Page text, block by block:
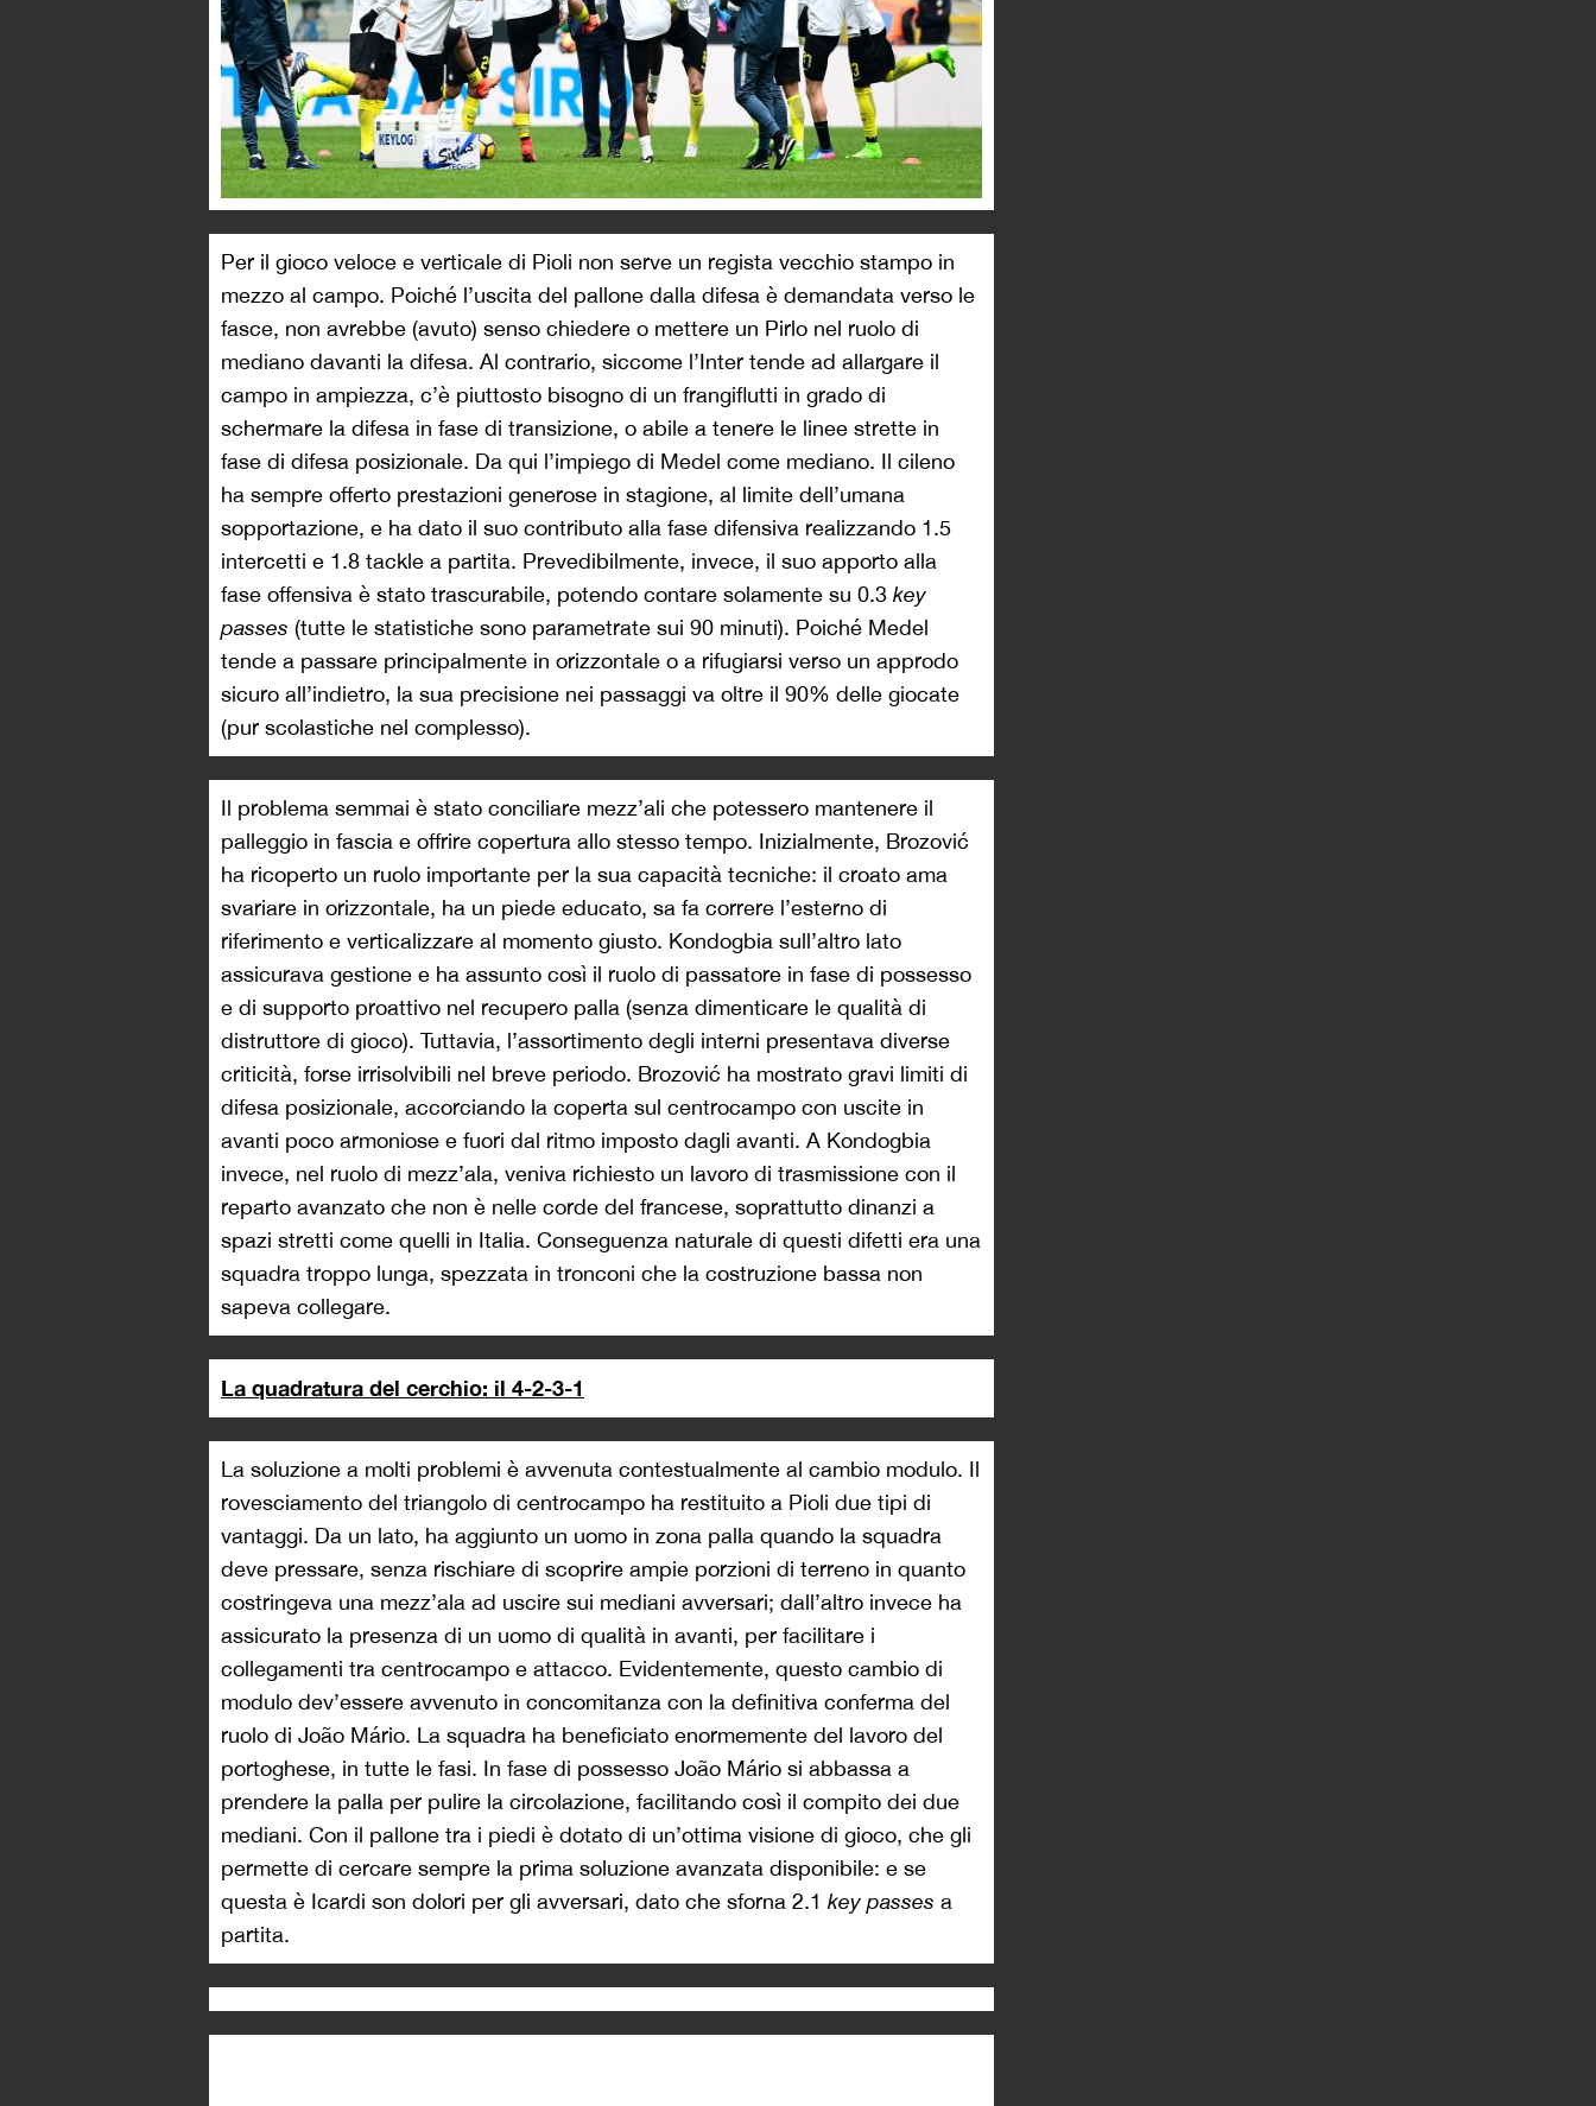
Per il gioco veloce e verticale di Pioli non serve un regista vecchio stampo in
mezzo al campo. Poiché l’uscita del pallone dalla difesa è demandata verso le
fasce, non avrebbe (avuto) senso chiedere o mettere un Pirlo nel ruolo di
mediano davanti la difesa. Al contrario, siccome l’Inter tende ad allargare il
campo in ampiezza, c’è piuttosto bisogno di un frangiflutti in grado di
schermare la difesa in fase di transizione, o abile a tenere le linee strette in
fase di difesa posizionale. Da qui l’impiego di Medel come mediano. Il cileno
ha sempre offerto prestazioni generose in stagione, al limite dell’umana
sopportazione, e ha dato il suo contributo alla fase difensiva realizzando 1.5
intercetti e 1.8 tackle a partita. Prevedibilmente, invece, il suo apporto alla
fase offensiva è stato trascurabile, potendo contare solamente su 0.3 key
passes (tutte le statistiche sono parametrate sui 90 minuti). Poiché Medel
tende a passare principalmente in orizzontale o a rifugiarsi verso un approdo
sicuro all’indietro, la sua precisione nei passaggi va oltre il 90% delle giocate
(pur scolastiche nel complesso).
Il problema semmai è stato conciliare mezz’ali che potessero mantenere il
palleggio in fascia e offrire copertura allo stesso tempo. Inizialmente, Brozović
ha ricoperto un ruolo importante per la sua capacità tecniche: il croato ama
svariare in orizzontale, ha un piede educato, sa fa correre l’esterno di
riferimento e verticalizzare al momento giusto. Kondogbia sull’altro lato
assicurava gestione e ha assunto così il ruolo di passatore in fase di possesso
e di supporto proattivo nel recupero palla (senza dimenticare le qualità di
distruttore di gioco). Tuttavia, l’assortimento degli interni presentava diverse
criticità, forse irrisolvibili nel breve periodo. Brozović ha mostrato gravi limiti di
difesa posizionale, accorciando la coperta sul centrocampo con uscite in
avanti poco armoniose e fuori dal ritmo imposto dagli avanti. A Kondogbia
invece, nel ruolo di mezz’ala, veniva richiesto un lavoro di trasmissione con il
reparto avanzato che non è nelle corde del francese, soprattutto dinanzi a
spazi stretti come quelli in Italia. Conseguenza naturale di questi difetti era una
squadra troppo lunga, spezzata in tronconi che la costruzione bassa non
sapeva collegare.
La quadratura del cerchio: il 4-2-3-1
La soluzione a molti problemi è avvenuta contestualmente al cambio modulo. Il
rovesciamento del triangolo di centrocampo ha restituito a Pioli due tipi di
vantaggi. Da un lato, ha aggiunto un uomo in zona palla quando la squadra
deve pressare, senza rischiare di scoprire ampie porzioni di terreno in quanto
costringeva una mezz’ala ad uscire sui mediani avversari; dall’altro invece ha
assicurato la presenza di un uomo di qualità in avanti, per facilitare i
collegamenti tra centrocampo e attacco. Evidentemente, questo cambio di
modulo dev’essere avvenuto in concomitanza con la definitiva conferma del
ruolo di João Mário. La squadra ha beneficiato enormemente del lavoro del
portoghese, in tutte le fasi. In fase di possesso João Mário si abbassa a
prendere la palla per pulire la circolazione, facilitando così il compito dei due
mediani. Con il pallone tra i piedi è dotato di un’ottima visione di gioco, che gli
permette di cercare sempre la prima soluzione avanzata disponibile: e se
questa è Icardi son dolori per gli avversari, dato che sforna 2.1 key passes a
partita.